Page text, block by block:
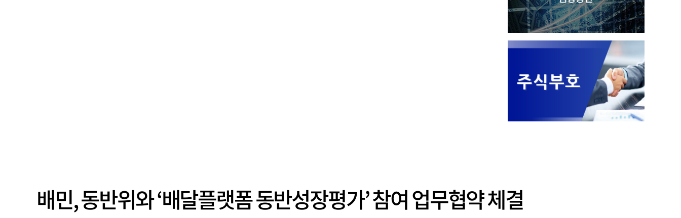
배민, 동반위와 ‘배달플랫폼 동반성장평가’ 참여 업무협약 체결